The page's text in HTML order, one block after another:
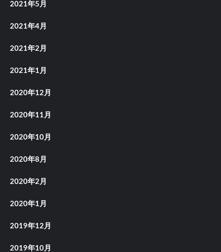
2021年5月
2021年4月
2021年2月
2021年1月
2020年12月
2020年11月
2020年10月
2020年8月
2020年2月
2020年1月
2019年12月
2019年10月